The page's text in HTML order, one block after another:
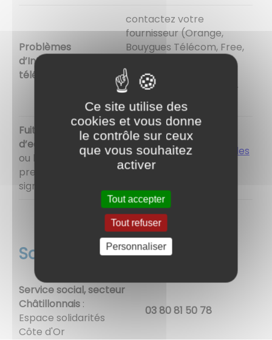
Problèmes
d’Internet ou de
téléphonie
contactez votre
fournisseur (Orange,
Bouygues Télécom, Free,
Les coordonnées du
support se trouvent sur
vos factures.
Fuite sur le réseau
d’eau
, pas d’eau
ou baisse de
pression
significative
contactez leSyndicat des
eaux
Social
Service social, secteur
Châtillonnais :
Espace solidarités
Côte d'Or
03 80 81 50 78
Ce site utilise des
cookies et vous donne
le contrôle sur ceux
que vous souhaitez
activer
Tout accepter
Tout refuser
Personnaliser